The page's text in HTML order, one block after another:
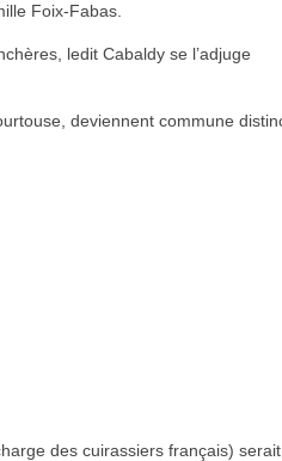
Foix-Fabas.
ledit Cabaldy se l’adjuge
deviennent commune
des cuirassiers français)